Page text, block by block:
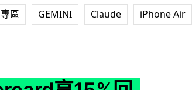
區 GEMINI Claude iPhone Air